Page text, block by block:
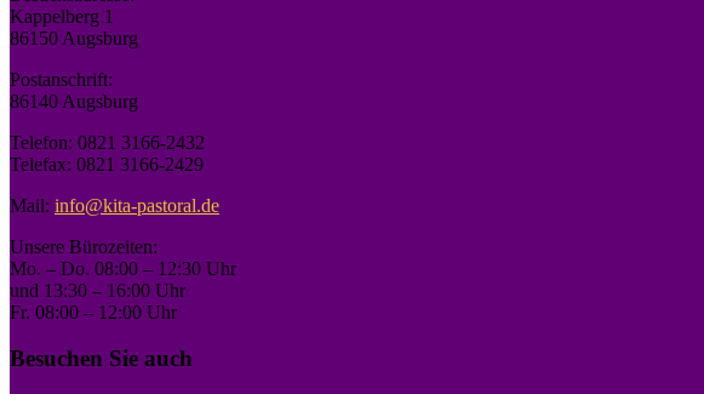
Kappelberg 1
86150 Augsburg
Postanschrift:
86140 Augsburg
Telefon: 0821 3166-2432
Telefax: 0821 3166-2429
Mail: info@kita-pastoral.de
Unsere Bürozeiten:
Mo. – Do. 08:00 – 12:30 Uhr
und 13:30 – 16:00 Uhr
Fr. 08:00 – 12:00 Uhr
Besuchen Sie auch